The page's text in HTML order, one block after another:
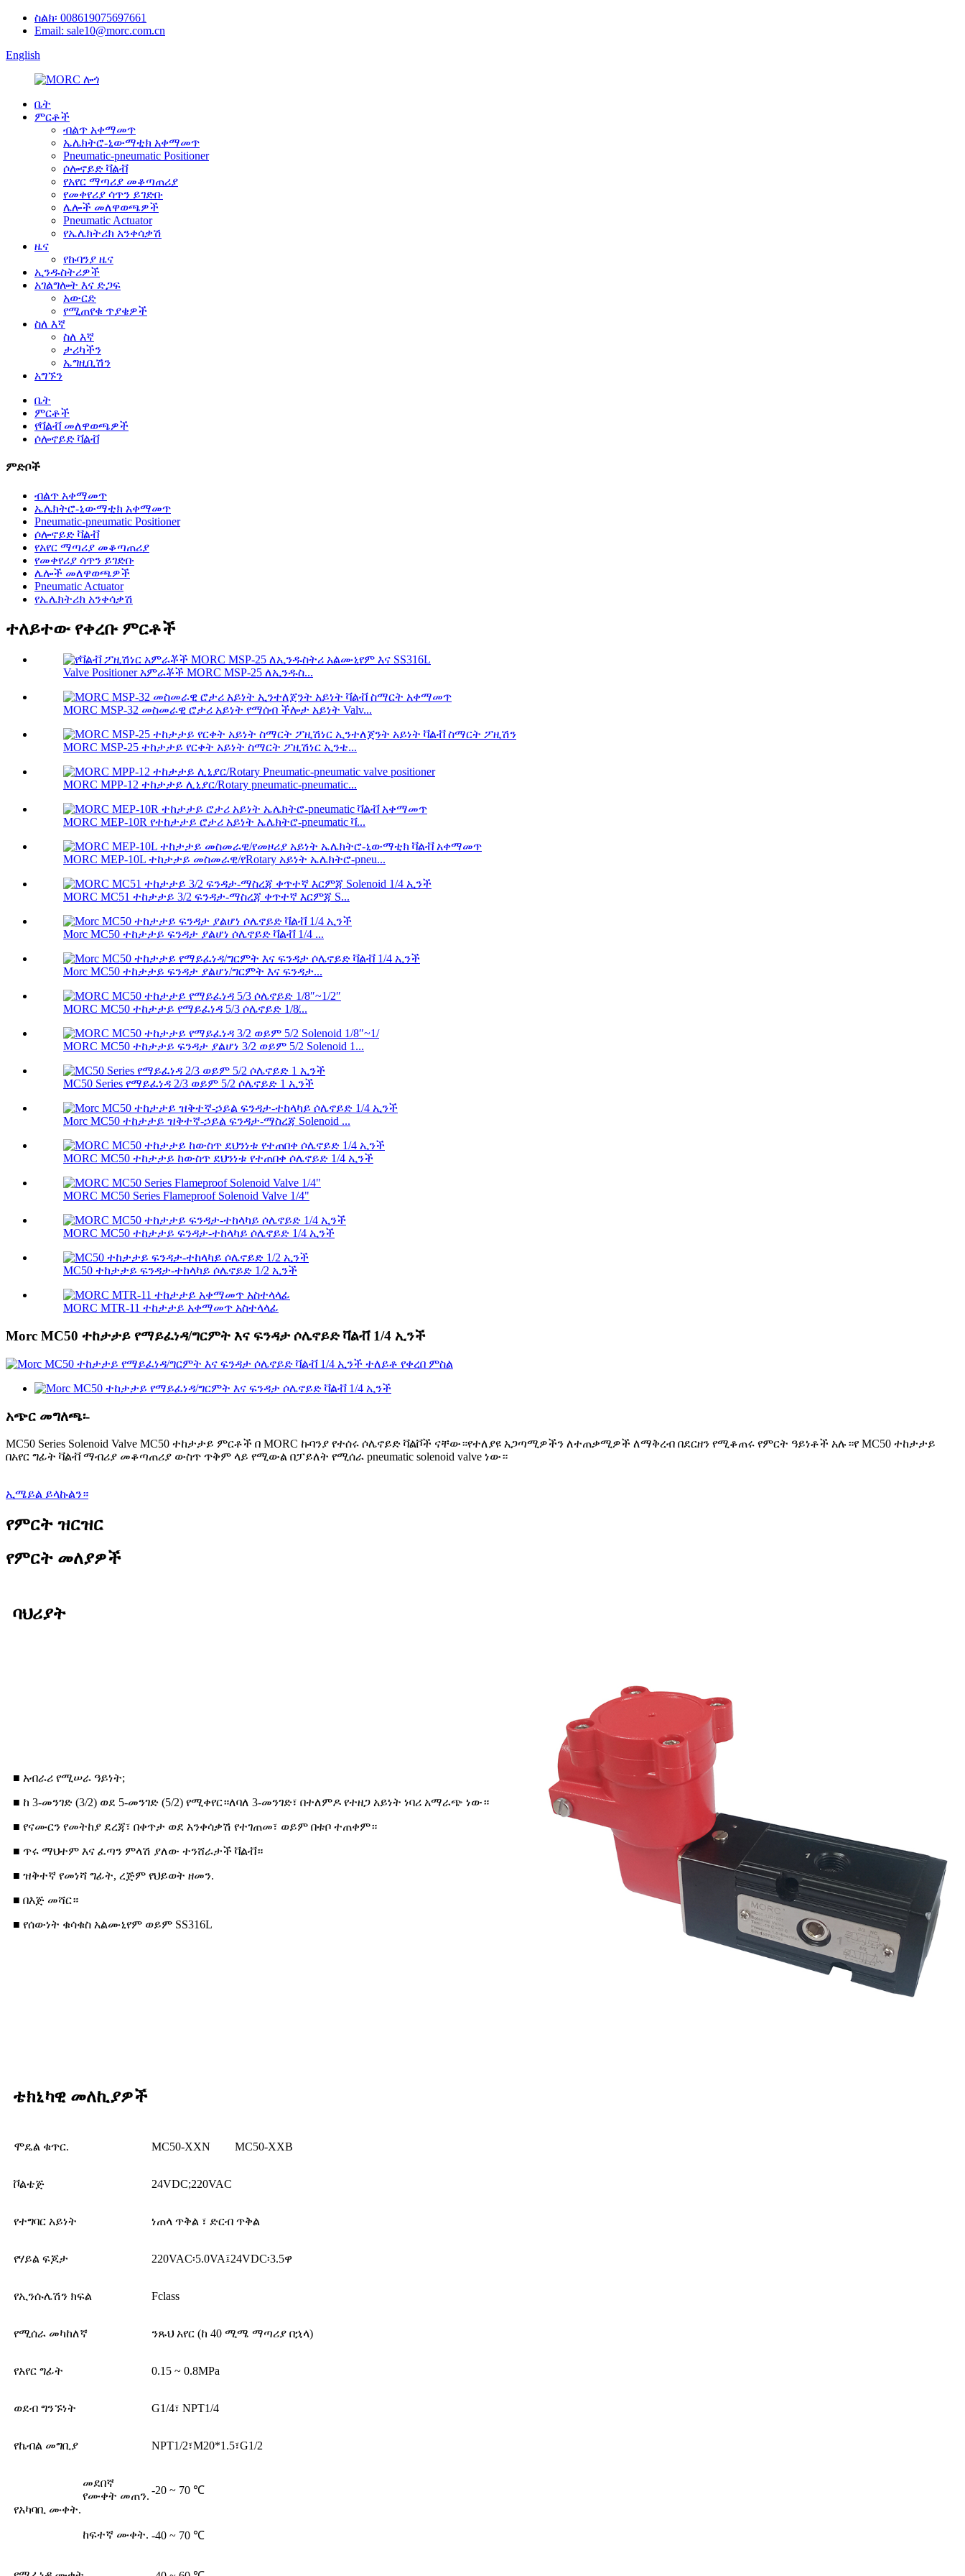
ስልክ፡ 008619075697661
Email: sale10@morc.com.cn
English
ቤት
ምርቶች
ብልጥ አቀማመጥ
ኤሌክትሮ-ኒውማቲክ አቀማመጥ
Pneumatic-pneumatic Positioner
ሶሎኖይድ ቫልቭ
የአየር ማጣሪያ መቆጣጠሪያ
የመቀየሪያ ሳጥን ይገድቡ
ሌሎች መለዋወጫዎች
Pneumatic Actuator
የኤሌክትሪክ አንቀሳቃሽ
ዜና
የኩባንያ ዜና
ኢንዱስትሪዎች
አገልግሎት እና ድጋፍ
አውርድ
የሚጠየቁ ጥያቄዎች
ስለ እኛ
ስለ እኛ
ታሪካችን
ኤግዚቢሽን
አግኙን
ቤት
ምርቶች
የቫልቭ መለዋወጫዎች
ሶሎኖይድ ቫልቭ
ምድቦች
ብልጥ አቀማመጥ
ኤሌክትሮ-ኒውማቲክ አቀማመጥ
Pneumatic-pneumatic Positioner
ሶሎኖይድ ቫልቭ
የአየር ማጣሪያ መቆጣጠሪያ
የመቀየሪያ ሳጥን ይገድቡ
ሌሎች መለዋወጫዎች
Pneumatic Actuator
የኤሌክትሪክ አንቀሳቃሽ
ተለይተው የቀረቡ ምርቶች
Valve Positioner አምራቾች MORC MSP-25 ለኢንዱስ...
MORC MSP-32 መስመራዊ ሮታሪ አይነት የማሰብ ችሎታ አይነት Valv...
MORC MSP-25 ተከታታይ የርቀት አይነት ስማርት ፖዚሽነር ኢንቴ...
MORC MPP-12 ተከታታይ ሊኒያር/Rotary pneumatic-pneumatic...
MORC MEP-10R የተከታታይ ሮታሪ አይነት ኤሌክትሮ-pneumatic ቫ...
MORC MEP-10L ተከታታይ መስመራዊ/የRotary አይነት ኤሌክትሮ-pneu...
MORC MC51 ተከታታይ 3/2 ፍንዳታ-ማስረጃ ቀጥተኛ እርምጃ S...
Morc MC50 ተከታታይ ፍንዳታ ያልሆነ ሶሌኖይድ ቫልቭ 1/4 ...
Morc MC50 ተከታታይ ፍንዳታ ያልሆነ/ግርምት እና ፍንዳታ...
MORC MC50 ተከታታይ የማይፈነዳ 5/3 ሶሌኖይድ 1/8̸...
MORC MC50 ተከታታይ ፍንዳታ ያልሆነ 3/2 ወይም 5/2 Solenoid 1...
MC50 Series የማይፈነዳ 2/3 ወይም 5/2 ሶሌኖይድ 1 ኢንች
Morc MC50 ተከታታይ ዝቅተኛ-ኃይል ፍንዳታ-ማስረጃ Solenoid ...
MORC MC50 ተከታታይ ከውስጥ ደህንነቱ የተጠበቀ ሶሌኖይድ 1/4 ኢንች
MORC MC50 Series Flameproof Solenoid Valve 1/4"
MORC MC50 ተከታታይ ፍንዳታ-ተከላካይ ሶሌኖይድ 1/4 ኢንች
MC50 ተከታታይ ፍንዳታ-ተከላካይ ሶሌኖይድ 1/2 ኢንች
MORC MTR-11 ተከታታይ አቀማመጥ አስተላላፊ
Morc MC50 ተከታታይ የማይፈነዳ/ግርምት እና ፍንዳታ ሶሌኖይድ ቫልቭ 1/4 ኢንች
አጭር መግለጫ፡-
MC50 Series Solenoid Valve MC50 ተከታታይ ምርቶች በ MORC ኩባንያ የተሰሩ ሶሌኖይድ ቫልቮች ናቸው።የተለያዩ አጋጣሚዎችን ለተጠቃሚዎች ለማቅረብ በደርዘን የሚቆጠሩ የምርት ዓይነቶች አሉ።የ MC50 ተከታታይ
በአየር ግፊት ቫልቭ ማብሪያ መቆጣጠሪያ ውስጥ ጥቅም ላይ የሚውል በፓይለት የሚሰራ pneumatic solenoid valve ነው።
ኢሜይል ይላኩልን።
የምርት ዝርዝር
የምርት መለያዎች
ባህሪያት
■ አብራሪ የሚሠራ ዓይነት;
■ ከ 3-መንገድ (3/2) ወደ 5-መንገድ (5/2) የሚቀየር።ለባለ 3-መንገድ፣ በተለምዶ የተዘጋ አይነት ነባሪ አማራጭ ነው።
■ የናሙርን የመትከያ ደረጃ፣ በቀጥታ ወደ አንቀሳቃሽ የተገጠመ፣ ወይም በቱቦ ተጠቀም።
■ ጥሩ ማህተም እና ፈጣን ምላሽ ያለው ተንሸራታች ቫልቭ።
■ ዝቅተኛ የመነሻ ግፊት, ረጅም የህይወት ዘመን.
■ በእጅ መሻር።
■ የሰውነት ቁሳቁስ አልሙኒየም ወይም SS316L
ቴክኒካዊ መለኪያዎች
ሞዴል ቁጥር. MC50-XXN MC50-XXB
ቮልቴጅ 24VDC;220VAC
የተግባር አይነት ነጠላ ጥቅል ፣ ድርብ ጥቅል
የሃይል ፍጆታ 220VAC፡5.0VA፤24VDC፡3.5ዋ
የኢንሱሌሽን ክፍል Fclass
የሚሰራ መካከለኛ ንጹህ አየር (ከ 40 ሚሜ ማጣሪያ በኋላ)
የአየር ግፊት 0.15 ~ 0.8MPa
ወደብ ግንኙነት G1/4፣ NPT1/4
የኬብል መግቢያ NPT1/2፣M20*1.5፣G1/2
የአካባቢ ሙቀት.
መደበኛ
የሙቀት መጠን. -20 ~ 70 ℃
ከፍተኛ ሙቀት. -40 ~ 70 ℃